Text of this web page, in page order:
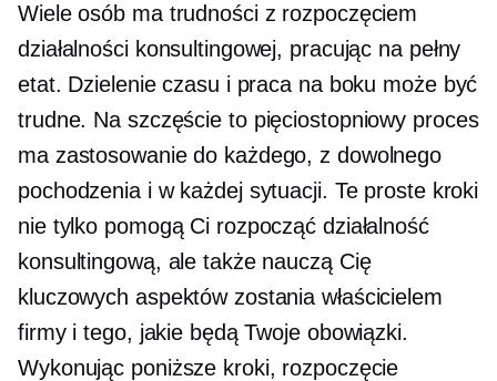
Wiele osób ma trudności z rozpoczęciem
działalności konsultingowej, pracując na pełny
etat. Dzielenie czasu i praca na boku może być
trudne. Na szczęście to pięciostopniowy proces
ma zastosowanie do każdego, z dowolnego
pochodzenia i w każdej sytuacji. Te proste kroki
nie tylko pomogą Ci rozpocząć działalność
konsultingową, ale także nauczą Cię
kluczowych aspektów zostania właścicielem
firmy i tego, jakie będą Twoje obowiązki.
Wykonując poniższe kroki, rozpoczęcie